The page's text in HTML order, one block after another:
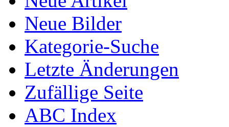
Neue Bilder
Kategorie-Suche
Letzte Änderungen
Zufällige Seite
ABC Index